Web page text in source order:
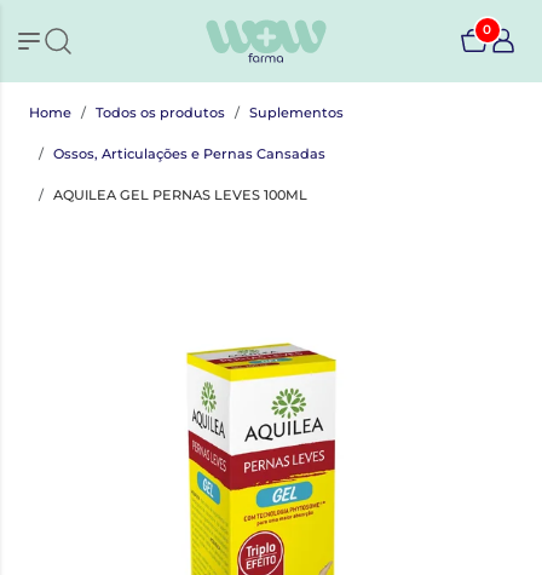
0
Home Todos os produtos Suplementos
Ossos, Articulações e Pernas Cansadas
AQUILEA GEL PERNAS LEVES 100ML